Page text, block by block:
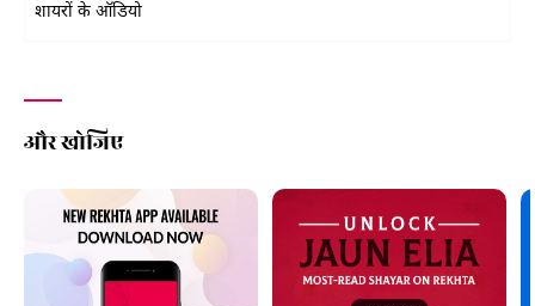
शायरों के ऑडियो
और खोजिए